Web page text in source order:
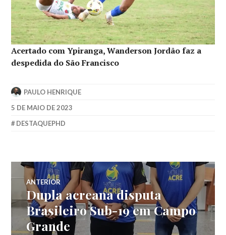
Acertado com Ypiranga, Wanderson Jordão faz a
despedida do São Francisco
PAULO HENRIQUE
5 DE MAIO DE 2023
DESTAQUEPHD
ANTERIOR
Dupla acreana disputa
Brasileiro Sub-19 em Campo
Grande